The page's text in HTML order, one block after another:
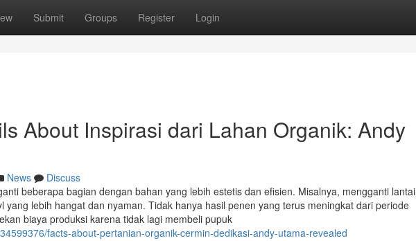
Submit Groups Register Login
About Inspirasi dari Lahan Organik: Andy
News
Discuss
beberapa bagian dengan bahan yang lebih estetis dan efisien. Misalnya, mengganti lantai
yang lebih hangat dan nyaman. Tidak hanya hasil penen yang terus meningkat dari periode
biaya produksi karena tidak lagi membeli pupuk
facts-about-pertanian-organik-cermin-dedikasi-andy-utama-revealed